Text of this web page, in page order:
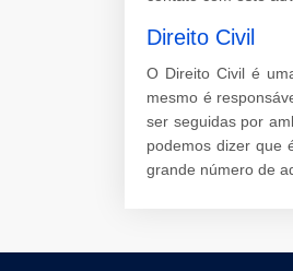
Direito Civil
O Direito Civil é
mesmo é
ser seguidas por
podemos dizer que
grande número de